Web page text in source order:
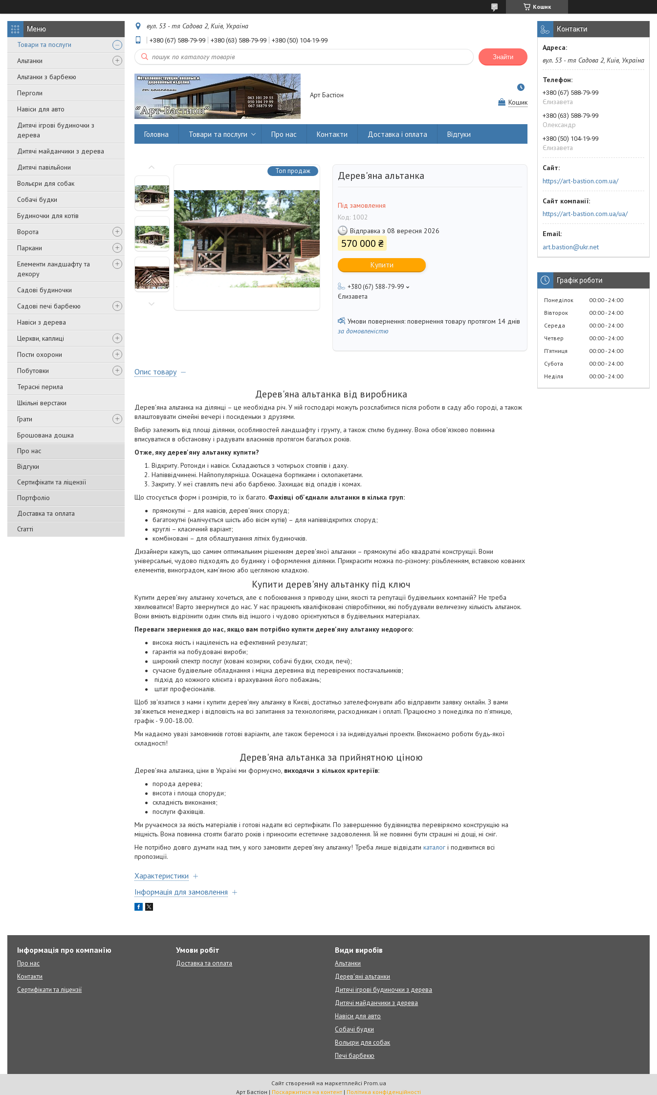
Кошик
Товари та послуги
Альтанки
Альтанки з барбекю
Перголи
Навіси для авто
Дитячі ігрові будиночки з
дерева
Дитячі майданчики з дерева
Дитячі павільйони
Вольєри для собак
Собачі будки
Будиночки для котів
Ворота
Паркани
Елементи ландшафту та
декору
Садові будиночки
Садові печі барбекю
Навіси з дерева
Церкви, каплиці
Пости охорони
Побутовки
Терасні перила
Шкільні верстаки
Грати
Брошована дошка
Про нас
Відгуки
Сертифікати та ліцензії
Портфоліо
Доставка та оплата
Статті
вул. 53 - тя Садова 2, Київ, Україна
+380 (67) 588-79-99 +380 (63) 588-79-99 +380 (50) 104-19-99
Знайти
Арт Бастіон
Кошик
Головна Товари та послуги Про нас Контакти Доставка і оплата Відгуки
Топ продаж Дерев'яна альтанка
Під замовлення
Код: 1002
Відправка з 08 вересня 2026
570 000 ₴
Купити
+380 (67) 588-79-99
Єлизавета
повернення товару протягом 14 днів
за домовленістю
Опис товару
Дерев'яна альтанка від виробника
Дерев'яна альтанка на ділянці – це необхідна річ. У ній господарі можуть розслабитися після роботи в саду або городі, а також
влаштовувати сімейні вечері і посиденьки з друзями.
Вибір залежить від площі ділянки, особливостей ландшафту і грунту, а також стилю будинку. Вона обов'язково повинна
вписуватися в обстановку і радувати власників протягом багатьох років.
Отже, яку дерев'яну альтанку купити?
Відкриту. Ротонди і навіси. Складаються з чотирьох стовпів і даху.
Напіввідчинені. Найпопулярніша. Оснащена бортиками і склопакетами.
Закриту. У неї ставлять печі або барбекю. Захищає від опадів і комах.
Що стосується форм і розмірів, то їх багато. Фахівці об'єднали альтанки в кілька груп:
прямокутні – для навісів, дерев'яних споруд;
багатокутні (налічується шість або вісім кутів) – для напіввідкритих споруд;
круглі – класичний варіант;
комбіновані – для облаштування літніх будиночків.
Дизайнери кажуть, що самим оптимальним рішенням дерев'яної альтанки – прямокутні або квадратні конструкції. Вони
універсальні, чудово підходять до будинку і оформлення ділянки. Прикрасити можна по-різному: різьбленням, вставкою кованих
елементів, виноградом, кам'яною або цегляною кладкою.
Купити дерев'яну альтанку під ключ
Купити дерев'яну альтанку хочеться, але є побоювання з приводу ціни, якості та репутації будівельних компаній? Не треба
хвилюватися! Варто звернутися до нас. У нас працюють кваліфіковані співробітники, які побудували величезну кількість альтанок.
Вони вміють відрізнити один стиль від іншого і чудово орієнтуються в будівельних матеріалах.
Переваги звернення до нас, якщо вам потрібно купити дерев'яну альтанку недорого:
висока якість і націленість на ефективний результат;
гарантія на побудовані вироби;
широкий спектр послуг (ковані козирки, собачі будки, сходи, печі);
сучасне будівельне обладнання і міцна деревина від перевірених постачальників;
підхід до кожного клієнта і врахування його побажань;
штат професіоналів.
Щоб зв'язатися з нами і купити дерев'яну альтанку в Києві, достатньо зателефонувати або відправити заявку онлайн. З вами
зв'яжеться менеджер і відповість на всі запитання за технологіями, расходникам і оплаті. Працюємо з понеділка по п'ятницю,
графік - 9.00-18.00.
Ми надаємо увазі замовників готові варіанти, але також беремося і за індивідуальні проекти. Виконаємо роботи будь-якої
складності!
Дерев'яна альтанка за прийнятною ціною
Дерев'яна альтанка, ціни в Україні ми формуємо, виходячи з кількох критеріїв:
порода дерева;
висота і площа споруди;
складність виконання;
послуги фахівців.
Ми ручаємося за якість матеріалів і готові надати всі сертифікати. По завершенню будівництва перевіряємо конструкцію на
міцність. Вона повинна стояти багато років і приносити естетичне задоволення. Їй не повинні бути страшні ні дощі, ні сніг.
Не потрібно довго думати над тим, у кого замовити дерев'яну альтанку! Треба лише відвідати каталог і подивитися всі
пропозиції.
Характеристики
Інформація для замовлення
Контакти
вул. 53 - тя Садова 2, Київ, Україна
+380 (67) 588-79-99
Єлизавета
+380 (63) 588-79-99
Олександр
+380 (50) 104-19-99
Єлизавета
https://art-bastion.com.ua/
https://art-bastion.com.ua/ua/
art.bastion@ukr.net
Графік роботи
Понеділок 00:00 24:00
Вівторок
00:00 24:00
Середа
00:00 24:00
Четвер
00:00 24:00
Пʼятниця
00:00 24:00
Субота
00:00 24:00
Неділя
00:00 24:00
Інформація про компанїю
Про нас
Контакти
Сертифікати та ліцензії
Умови робіт
Доставка та оплата
Види виробів
Альтанки
Дерев'яні альтанки
Дитячі ігрові будиночки з дерева
Дитячі майданчики з дерева
Навіси для авто
Собачі будки
Вольєри для собак
Печі барбекю
Сайт створений на маркетплейсі Prom.ua
Арт Бастіон | Поскаржитися на контент | Політика конфіденційності